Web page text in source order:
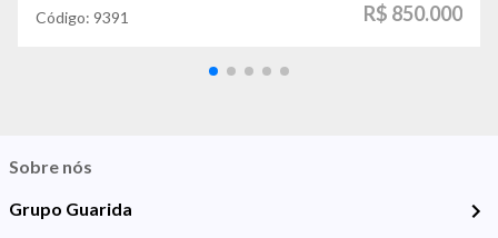
Código: 9391 R$ 850.000
Sobre nós
Grupo Guarida